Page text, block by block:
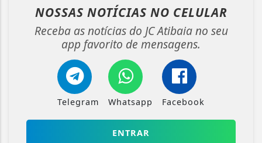
NOSSAS NOTÍCIAS NO CELULAR
Receba as notícias do JC Atibaia no seu
app favorito de mensagens.
Telegram Whatsapp Facebook
ENTRAR